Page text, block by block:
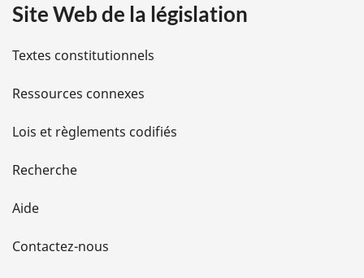
i
l
s
d
e
l
Site Web de la législation
Textes constitutionnels
Ressources connexes
Lois et règlements codifiés
Recherche
Aide
Contactez-nous